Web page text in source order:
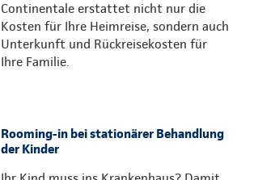
Continentale erstattet nicht nur die
Kosten für Ihre Heimreise, sondern auch
Unterkunft und Rückreisekosten für
Ihre Familie.
Rooming-in bei stationärer Behandlung
der Kinder